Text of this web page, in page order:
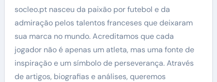
socleo.pt nasceu da paixão por futebol e da
admiração pelos talentos franceses que deixaram
sua marca no mundo. Acreditamos que cada
jogador não é apenas um atleta, mas uma fonte de
inspiração e um símbolo de perseverança. Através
de artigos, biografias e análises, queremos